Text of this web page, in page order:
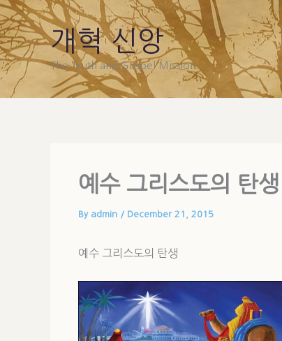
Skip
to
content
개혁 신앙
The Truth and Gospel Mission
예수 그리스도의 탄생
By admin / December 21, 2015
예수 그리스도의 탄생